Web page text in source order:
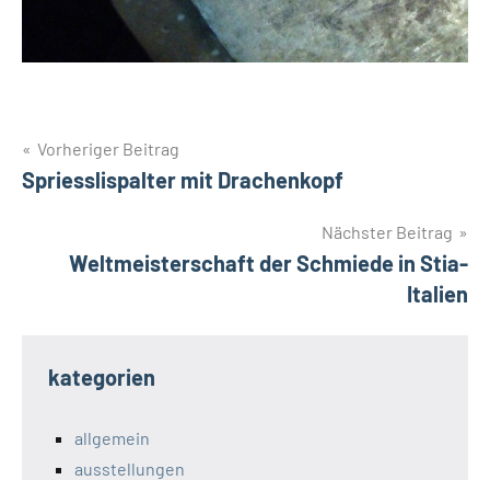
Beitragsnavigation
Vorheriger Beitrag
Spriesslispalter mit Drachenkopf
Nächster Beitrag
Weltmeisterschaft der Schmiede in Stia-
Italien
kategorien
allgemein
ausstellungen